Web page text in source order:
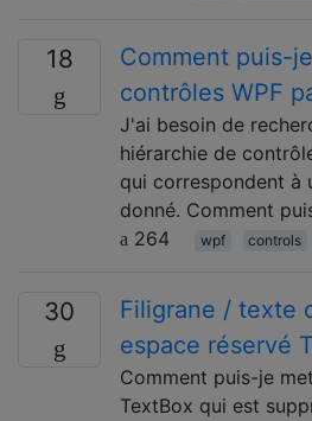
18
Comment puis-
contrôles WPF
J'ai besoin de
hiérarchie de
qui correspondent à
donné. Comment
264
wpf controls
30
Filigrane / texte
espace réservé
Comment puis-je
TextBox qui est